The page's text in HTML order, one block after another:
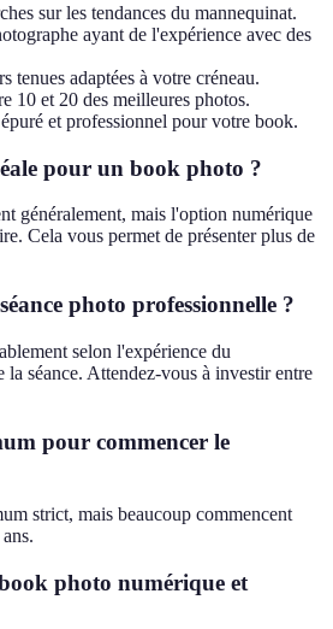
sur les tendances du mannequinat.
ayant de l'expérience avec des
tenues adaptées à votre créneau.
10 et 20 des meilleures photos.
et professionnel pour votre book.
pour un book photo ?
généralement, mais l'option numérique
Cela vous permet de présenter plus de
photo professionnelle ?
selon l'expérience du
la séance. Attendez-vous à investir entre
pour commencer le
strict, mais beaucoup commencent
photo numérique et